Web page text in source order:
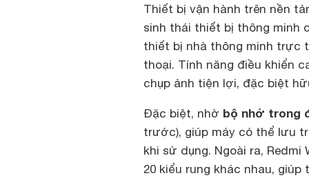
Thiết bị vận hành trên nền
sinh thái thiết bị thông minh
thiết bị nhà thông minh trực
thoại. Tính năng điều khiển
chụp ảnh tiện lợi, đặc biệt
Đặc biệt, nhờ bộ nhớ trong
trước), giúp máy có thể lưu
khi sử dụng. Ngoài ra,
20 kiểu rung khác nhau,